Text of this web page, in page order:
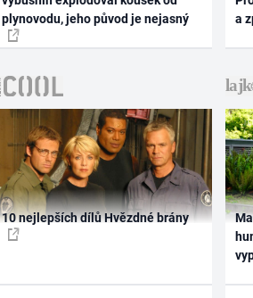
plynovodu, jeho původ je nejasný
a
10 nejlepších dílů Hvězdné brány